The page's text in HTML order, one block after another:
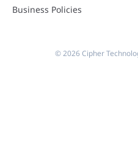
Business Policies
© 2026 Cipher